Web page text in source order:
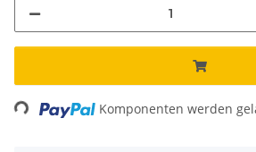
Loading... Komponenten werden